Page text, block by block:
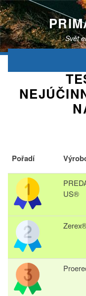
S
k
i
p
t
Svět
Pořadí
US®